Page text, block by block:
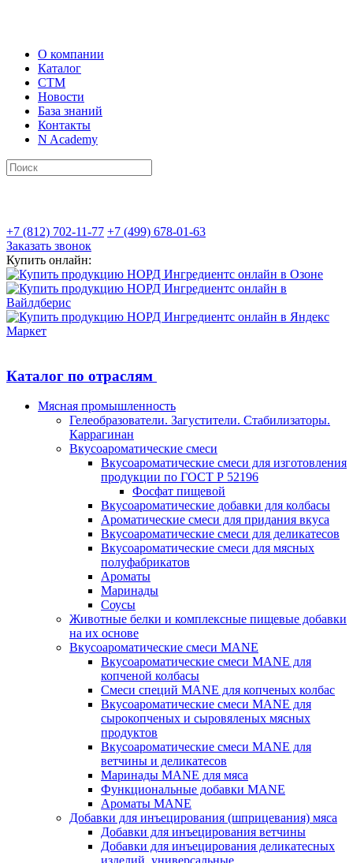
О компании
Каталог
СТМ
Новости
База знаний
Контакты
N Academy
+7 (812) 702-11-77 +7 (499) 678-01-63
Заказать звонок
Купить онлайн:
Каталог по отраслям
Мясная промышленность
Гелеобразователи. Загустители. Стабилизаторы.
Каррагинан
Вкусоароматические смеси
Вкусоароматические смеси для изготовления
продукции по ГОСТ Р 52196
Фосфат пищевой
Вкусоароматические добавки для колбасы
Ароматические смеси для придания вкуса
Вкусоароматические смеси для деликатесов
Вкусоароматические смеси для мясных
полуфабрикатов
Ароматы
Маринады
Соусы
Животные белки и комплексные пищевые добавки
на их основе
Вкусоароматические смеси MANE
Вкусоароматические смеси MANE для
копченой колбасы
Смеси специй MANE для копченых колбас
Вкусоароматические смеси MANE для
сырокопченых и сыровяленых мясных
продуктов
Вкусоароматические смеси MANE для
ветчины и деликатесов
Маринады MANE для мяса
Функциональные добавки MANE
Ароматы MANE
Добавки для инъецирования (шприцевания) мяса
Добавки для инъецирования ветчины
Добавки для инъецирования деликатесных